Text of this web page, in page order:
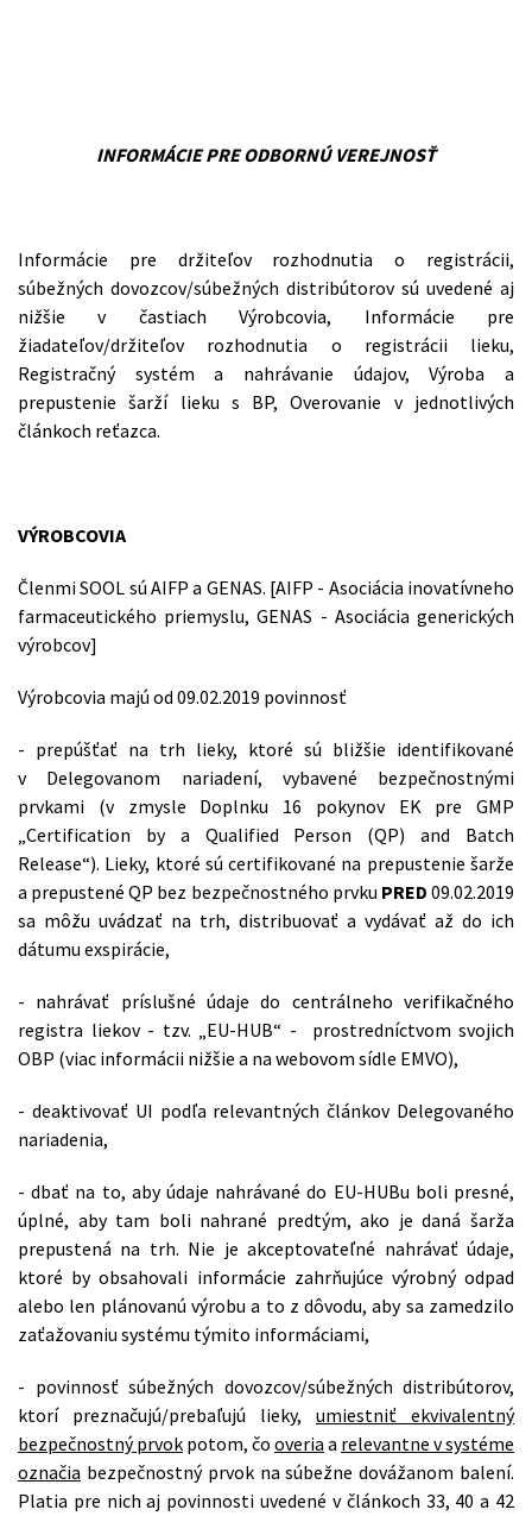
INFORMÁCIE PRE ODBORNÚ VEREJNOSŤ
Informácie pre držiteľov rozhodnutia o registrácii,
súbežných dovozcov/súbežných distribútorov sú uvedené aj
nižšie v častiach Výrobcovia, Informácie pre
žiadateľov/držiteľov rozhodnutia o registrácii lieku,
Registračný systém a nahrávanie údajov, Výroba a
prepustenie šarží lieku s BP, Overovanie v jednotlivých
článkoch reťazca.
VÝROBCOVIA
Členmi SOOL sú AIFP a GENAS. [AIFP - Asociácia inovatívneho
farmaceutického priemyslu, GENAS - Asociácia generických
výrobcov]
Výrobcovia majú od 09.02.2019 povinnosť
- prepúšťať na trh lieky, ktoré sú bližšie identifikované
v Delegovanom nariadení, vybavené bezpečnostnými
prvkami (v zmysle Doplnku 16 pokynov EK pre GMP
„Certification by a Qualified Person (QP) and Batch
Release“). Lieky, ktoré sú certifikované na prepustenie šarže
a prepustené QP bez bezpečnostného prvku PRED09.02.2019
sa môžu uvádzať na trh, distribuovať a vydávať až do ich
dátumu exspirácie,
- nahrávať príslušné údaje do centrálneho verifikačného
registra liekov - tzv. „EU-HUB“ - prostredníctvom svojich
OBP (viac informácii nižšie a na webovom sídle EMVO),
- deaktivovať UI podľa relevantných článkov Delegovaného
nariadenia,
- dbať na to, aby údaje nahrávané do EU-HUBu boli presné,
úplné, aby tam boli nahrané predtým, ako je daná šarža
prepustená na trh. Nie je akceptovateľné nahrávať údaje,
ktoré by obsahovali informácie zahrňujúce výrobný odpad
alebo len plánovanú výrobu a to z dôvodu, aby sa zamedzilo
zaťažovaniu systému týmito informáciami,
- povinnosť súbežných dovozcov/súbežných distribútorov,
ktorí preznačujú/prebaľujú lieky, umiestniť ekvivalentný
bezpečnostný prvok potom, čo overia a relevantne v systéme
označia bezpečnostný prvok na súbežne dovážanom balení.
Platia pre nich aj povinnosti uvedené v článkoch 33, 40 a 42